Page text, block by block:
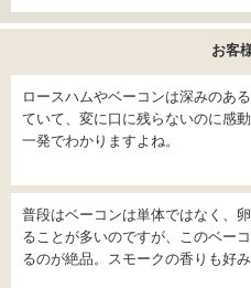
お客
ロースハムやベーコンは深みのあ
ていて、変に口に残らないのに感
一発でわかりますよね。
普段はベーコンは単体ではなく、
ることが多いのですが、このベー
るのが絶品。スモークの香りも好み